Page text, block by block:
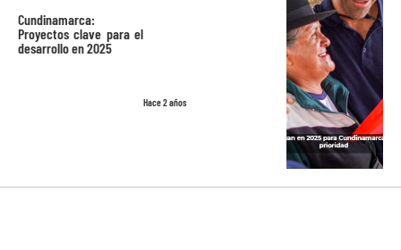
Hace 2 años
Cundinamarca:
Proyectos clave para el
desarrollo en 2025